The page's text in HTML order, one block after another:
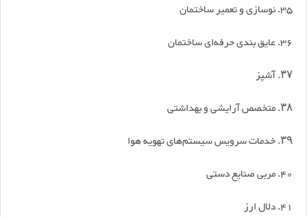
35. نوسازی و تعمیر ساختمان
36. عایق بندی حرفه‌ای ساختمان
۳۷. آشپز
۳۸. متخصص آرایشی و بهداشتی
۳۹. خدمات سرویس سیستم‌های تهویه هوا
40. مربی صنایع دستی
41. دلال ارز